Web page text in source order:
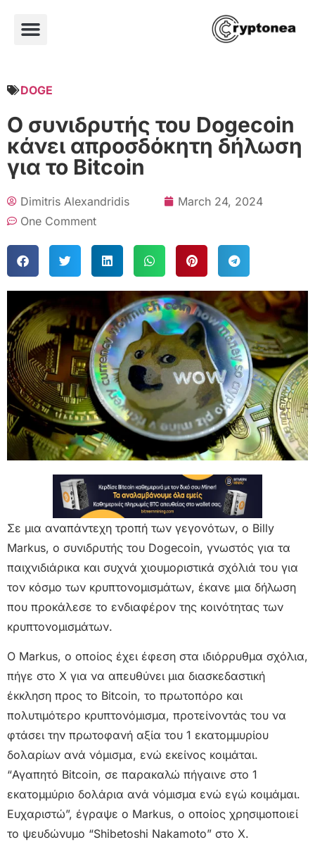
DOGE
Ο συνιδρυτής του Dogecoin
κάνει απροσδόκητη δήλωση
για το Bitcoin
Dimitris Alexandridis
March 24, 2024
One Comment
Σε μια αναπάντεχη τροπή των γεγονότων, ο Billy
Markus, ο συνιδρυτής του Dogecoin, γνωστός για τα
παιχνιδιάρικα και συχνά χιουμοριστικά σχόλιά του για
τον κόσμο των κρυπτονομισμάτων, έκανε μια δήλωση
που προκάλεσε το ενδιαφέρον της κοινότητας των
κρυπτονομισμάτων.
Ο Markus, ο οποίος έχει έφεση στα ιδιόρρυθμα σχόλια,
πήγε στο X για να απευθύνει μια διασκεδαστική
έκκληση προς το Bitcoin, το πρωτοπόρο και
πολυτιμότερο κρυπτονόμισμα, προτείνοντάς του να
φτάσει την πρωτοφανή αξία του 1 εκατομμυρίου
δολαρίων ανά νόμισμα, ενώ εκείνος κοιμάται.
“Αγαπητό Bitcoin, σε παρακαλώ πήγαινε στο 1
εκατομμύριο δολάρια ανά νόμισμα ενώ εγώ κοιμάμαι.
Ευχαριστώ”, έγραψε ο Markus, ο οποίος χρησιμοποιεί
το ψευδώνυμο “Shibetoshi Nakamoto” στο X.